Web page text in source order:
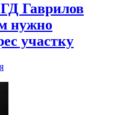
Гаврилов
нужно
участку